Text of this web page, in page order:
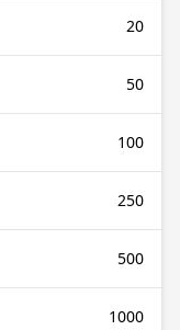
20
50
100
250
500
1000